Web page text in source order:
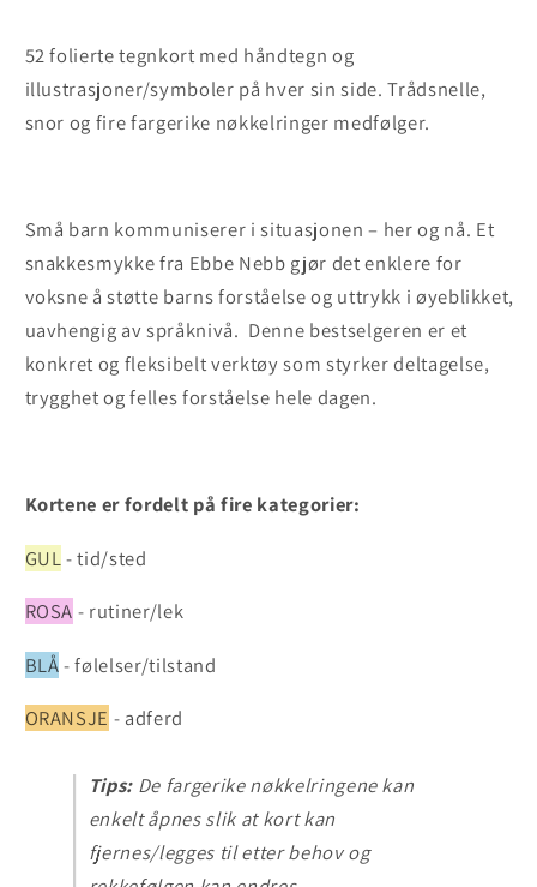
52 folierte tegnkort med håndtegn og
illustrasjoner/symboler på hver sin side. Trådsnelle,
snor og fire fargerike nøkkelringer medfølger.
Små barn kommuniserer i situasjonen – her og nå. Et
snakkesmykke fra Ebbe Nebb gjør det enklere for
voksne å støtte barns forståelse og uttrykk i øyeblikket,
uavhengig av språknivå. Denne bestselgeren er et
konkret og fleksibelt verktøy som styrker deltagelse,
trygghet og felles forståelse hele dagen.
Kortene er fordelt på fire kategorier:
GUL- tid/sted
ROSA - rutiner/lek
BLÅ- følelser/tilstand
ORANSJE - adferd
Tips: De fargerike nøkkelringene kan
enkelt åpnes slik at kort kan
fjernes/legges til etter behov og